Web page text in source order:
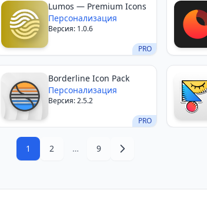
PRO
Lumos — Premium Icons
Персонализация
Версия: 1.0.6
PRO
Borderline Icon Pack
Персонализация
Версия: 2.5.2
1 2 … 9